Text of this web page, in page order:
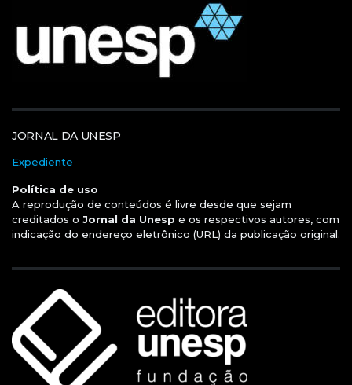
JORNAL DA UNESP
Expediente
Política de uso
A reprodução de conteúdos é livre desde que sejam
creditados o Jornal da Unesp e os respectivos autores, com
indicação do endereço eletrônico (URL) da publicação original.